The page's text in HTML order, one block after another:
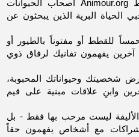
يتشاركون شغف الحيوانات. يربط Animour.org أصحاب الحيوانات
الحياة البرية الذين يبحثون عن
للقطط أو مفتوناً بالطيور أو
آخرين يفهمون تفانيك لرفاق ذوي
شخصيتك وحيواناتك المحبوبة،
وابنِ علاقات مبنية على قيم
ليست مرحب بها فقط - بل
مع أشخاص يفهمون حقاً